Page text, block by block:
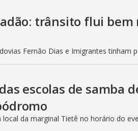
trânsito flui bem
Fernão Dias e Imigrantes tinham
escolas de samba
da marginal Tietê no horário do